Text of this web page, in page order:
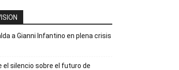
a Gianni Infantino en plena crisis
el silencio sobre el futuro de